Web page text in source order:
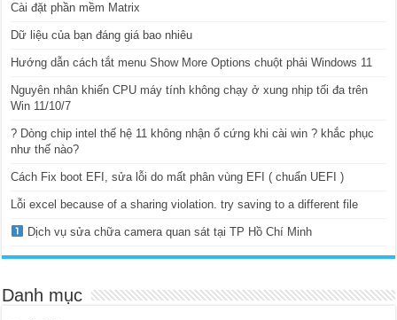
Cài đặt phần mềm Matrix
Dữ liệu của bạn đáng giá bao nhiêu
Hướng dẫn cách tắt menu Show More Options chuột phải Windows 11
Nguyên nhân khiến CPU máy tính không chạy ở xung nhịp tối đa trên
Win 11/10/7
? Dòng chip intel thế hệ 11 không nhận ổ cứng khi cài win ? khắc phục
như thế nào?
Cách Fix boot EFI, sửa lỗi do mất phân vùng EFI ( chuẩn UEFI )
Lỗi excel because of a sharing violation. try saving to a different file
Dịch vụ sửa chữa camera quan sát tại TP Hồ Chí Minh
Danh mục